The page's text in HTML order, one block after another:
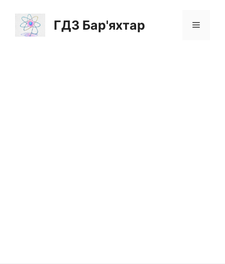
вмісту
ГДЗ Бар'яхтар Меню